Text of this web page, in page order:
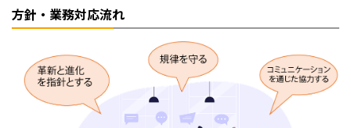
方針・業務対応流れ